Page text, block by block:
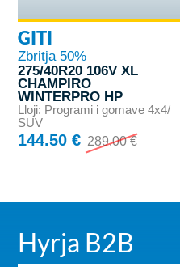
GITI
Zbritja 50%
275/40R20 106V XL
CHAMPIRO
WINTERPRO HP
Lloji: Programi i gomave 4x4/
SUV
144.50 € 289.00 €
Hyrja B2B